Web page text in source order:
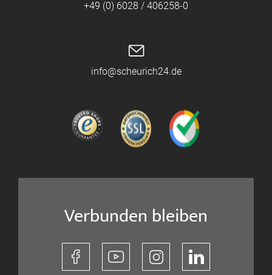
+49 (0) 6028 / 406258-0
info@scheurich24.de
Verbunden bleiben